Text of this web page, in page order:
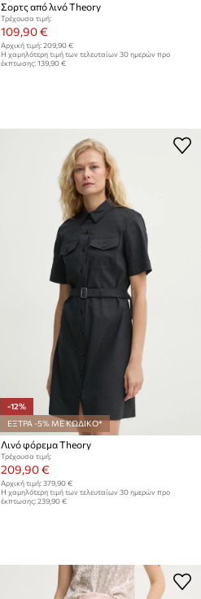
Σορτς από λινό Theory
Τρέχουσα τιμή:
109,90 €
Αρχική τιμή: 209,90 €
Η χαμηλότερη τιμή των τελευταίων 30 ημερών προ
έκπτωσης: 139,90 €
-12%
ΕΞΤΡΑ -5% ΜΕ ΚΩΔΙΚΟ*
Λινό φόρεμα Theory
Τρέχουσα τιμή:
209,90 €
Αρχική τιμή: 379,90 €
Η χαμηλότερη τιμή των τελευταίων 30 ημερών προ
έκπτωσης: 239,90 €